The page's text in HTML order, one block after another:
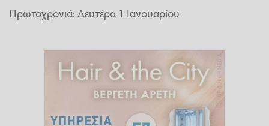
Πρωτοχρονιά: Δευτέρα 1 Ιανουαρίου